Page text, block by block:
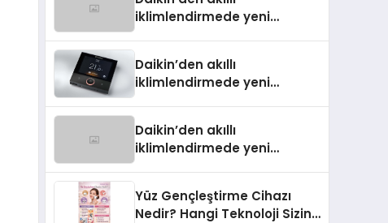
iklimlendirmede yeni
Daikin’den akıllı
iklimlendirmede yeni
Daikin’den akıllı
iklimlendirmede yeni
Yüz Gençleştirme Cihazı
Nedir? Hangi Teknoloji Sizin